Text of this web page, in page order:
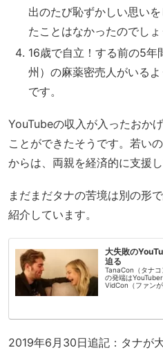
出のたび恥ずかしい思い
たことはなかったのでしょ
16歳で自立！する前の5年
州）の麻薬密売人がいる
です。
YouTubeの収入が入ったおか
ことができたそうです。若い
からは、両親を経済的に支援し
まだまだタナの苦境は別の形
紹介しています。
大失敗の
迫る
TanaCon（タナ
の発端は
VidCon（ファン
2019年6月30日追記：タナが